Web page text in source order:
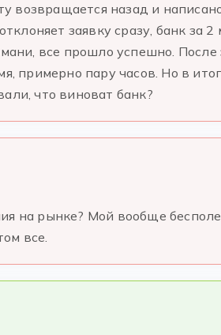
возвращается назад и
заявку сразу, банк
все прошло успешно.
примерно пару часов. Но в
что виноват банк?
на рынке? Мой вообще
все.